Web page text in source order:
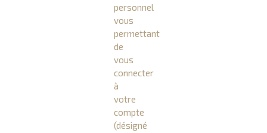
personnel
vous
permettant
de
vous
connecter
à
votre
compte
(désigné